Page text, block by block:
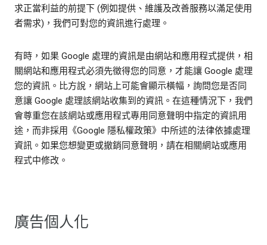
求正當利益的前提下 (例如提供、維護及改善服務以滿足使用
者需求)，我們可對您的資訊進行處理。
有時，如果 Google 處理的資訊是由網站和應用程式提供，相
關網站和應用程式必須先徵得您的同意，才能讓 Google 處理
您的資訊。比方說，網站上可能會顯示橫幅，詢問您是否同
意讓 Google 處理該網站收集到的資訊。在這種情況下，我們
會尊重您在該網站或應用程式專用同意聲明中指定的資訊用
途，而非採用《Google 隱私權政策》中所述的法律依據處理
資訊。如果您想變更或撤銷同意聲明，請在相關網站或應用
程式中修改。
廣告個人化